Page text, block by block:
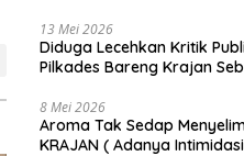
13 Mei 2026
Diduga Lecehkan Kritik
Pilkades Bareng Krajan
8 Mei 2026
Aroma Tak Sedap
KRAJAN ( Adanya